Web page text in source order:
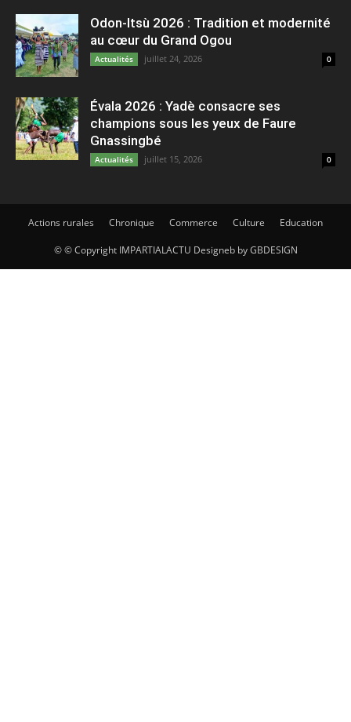
Odon-Itsù 2026 : Tradition et modernité
au cœur du Grand Ogou
Actualités juillet 24, 2026 0
Évala 2026 : Yadè consacre ses
champions sous les yeux de Faure
Gnassingbé
Actualités juillet 15, 2026 0
Actions rurales Chronique Commerce Culture Education
© © Copyright IMPARTIALACTU Designeb by GBDESIGN